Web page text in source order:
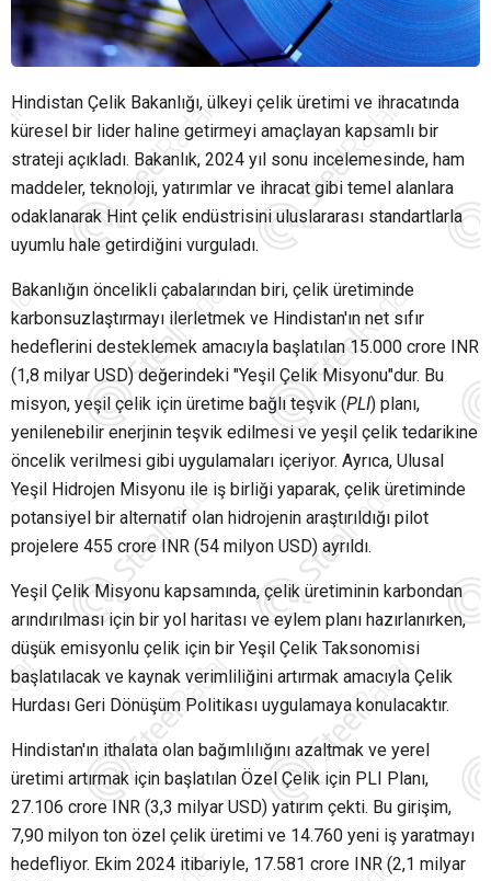
Hindistan Çelik Bakanlığı, ülkeyi çelik üretimi ve ihracatında
küresel bir lider haline getirmeyi amaçlayan kapsamlı bir
strateji açıkladı. Bakanlık, 2024 yıl sonu incelemesinde, ham
maddeler, teknoloji, yatırımlar ve ihracat gibi temel alanlara
odaklanarak Hint çelik endüstrisini uluslararası standartlarla
uyumlu hale getirdiğini vurguladı.
Bakanlığın öncelikli çabalarından biri, çelik üretiminde
karbonsuzlaştırmayı ilerletmek ve Hindistan'ın net sıfır
hedeflerini desteklemek amacıyla başlatılan 15.000 crore INR
(1,8 milyar USD) değerindeki "Yeşil Çelik Misyonu"dur. Bu
misyon, yeşil çelik için üretime bağlı teşvik (PLI) planı,
yenilenebilir enerjinin teşvik edilmesi ve yeşil çelik tedarikine
öncelik verilmesi gibi uygulamaları içeriyor. Ayrıca, Ulusal
Yeşil Hidrojen Misyonu ile iş birliği yaparak, çelik üretiminde
potansiyel bir alternatif olan hidrojenin araştırıldığı pilot
projelere 455 crore INR (54 milyon USD) ayrıldı.
Yeşil Çelik Misyonu kapsamında, çelik üretiminin karbondan
arındırılması için bir yol haritası ve eylem planı hazırlanırken,
düşük emisyonlu çelik için bir Yeşil Çelik Taksonomisi
başlatılacak ve kaynak verimliliğini artırmak amacıyla Çelik
Hurdası Geri Dönüşüm Politikası uygulamaya konulacaktır.
Hindistan'ın ithalata olan bağımlılığını azaltmak ve yerel
üretimi artırmak için başlatılan Özel Çelik için PLI Planı,
27.106 crore INR (3,3 milyar USD) yatırım çekti. Bu girişim,
7,90 milyon ton özel çelik üretimi ve 14.760 yeni iş yaratmayı
hedefliyor. Ekim 2024 itibariyle, 17.581 crore INR (2,1 milyar